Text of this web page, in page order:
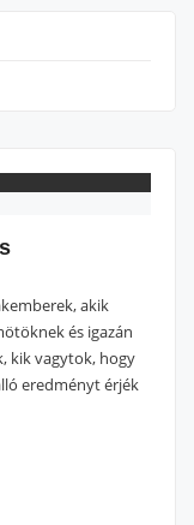
akik
és igazán
kik vagytok, hogy
eredményt érjék